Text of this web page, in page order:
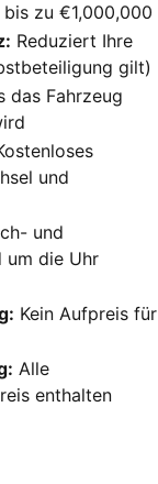
zu €1,000,000
Reduziert Ihre
gilt)
das Fahrzeug
und
und
um die Uhr
Kein Aufpreis für
Alle
enthalten